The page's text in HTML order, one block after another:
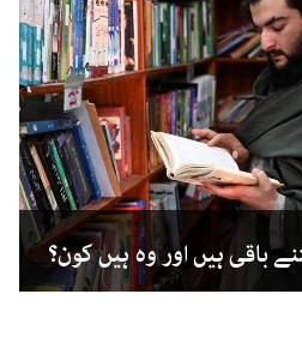
باقی ہیں اور وہ ہیں کون؟